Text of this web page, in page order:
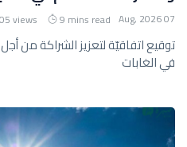
07 Aug, 2026
9 mins read
views
توقيع اتفاقيّة لتعزيز الشراكة من
في الغابات